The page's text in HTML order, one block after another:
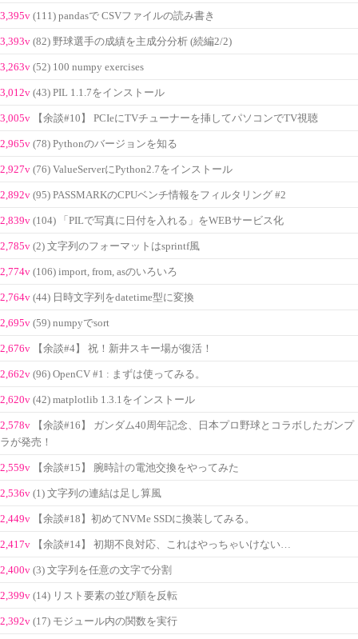
3,395v (111) pandasで CSVファイルの読み書き
3,393v (82) 野球選手の成績を主成分分析 (続編2/2)
3,263v (52) 100 numpy exercises
3,012v (43) PIL 1.1.7をインストール
3,005v 【余談#10】 PCIeにTVチューナーを挿してパソコンでTV視聴
2,965v (78) Pythonのバージョンを知る
2,927v (76) ValueServerにPython2.7をインストール
2,892v (95) PASSMARKのCPUベンチ情報をフィルタリング #2
2,839v (104) 「PILで写真に日付を入れる」をWEBサービス化
2,785v (2) 文字列のフォーマットはsprintf風
2,774v (106) import, from, asのいろいろ
2,764v (44) 日時文字列をdatetime型に変換
2,695v (59) numpyでsort
2,676v 【余談#4】 祝！新井スキー場が復活！
2,662v (96) OpenCV #1 : まずは使ってみる。
2,620v (42) matplotlib 1.3.1をインストール
2,578v
【余談#16】 ガンダム40周年記念、日本プロ野球とコラボしたガンプ
ラが発売！
2,559v 【余談#15】 腕時計の電池交換をやってみた
2,536v (1) 文字列の連結は足し算風
2,449v 【余談#18】初めてNVMe SSDに換装してみる。
2,417v 【余談#14】 初期不良対応、これはやっちゃいけない…
2,400v (3) 文字列を任意の文字で分割
2,399v (14) リスト要素の並び順を反転
2,392v (17) モジュール内の関数を実行